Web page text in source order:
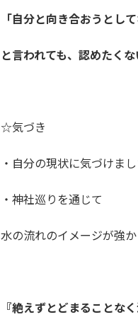
「自分と向き合おうとして
と言われても、認めたくな
☆気づき
・自分の現状に気づけまし
・神社巡りを通じて
水の流れのイメージが強か
『絶えずとどまることなく